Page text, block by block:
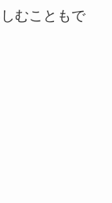
むこともで